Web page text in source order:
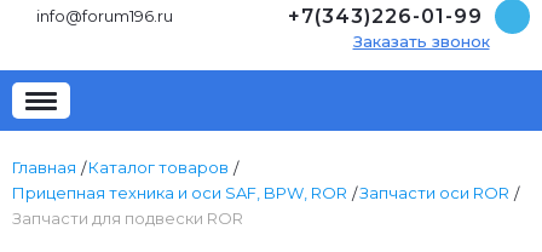
info@forum196.ru +7(343)226-01-99
Заказать звонок
Главная
Каталог товаров
Прицепная техника и оси SAF, BPW, ROR
Запчасти оси ROR
Запчасти для подвески ROR